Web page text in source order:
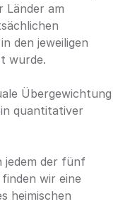
Länder am
den jeweiligen
wurde.
Übergewichtung
quantitativer
jedem der fünf
wir eine
heimischen